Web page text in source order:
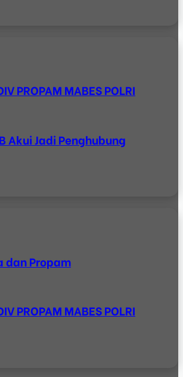
PROPAM MABES POLRI
Akui Jadi Penghubung
dan Propam
PROPAM MABES POLRI